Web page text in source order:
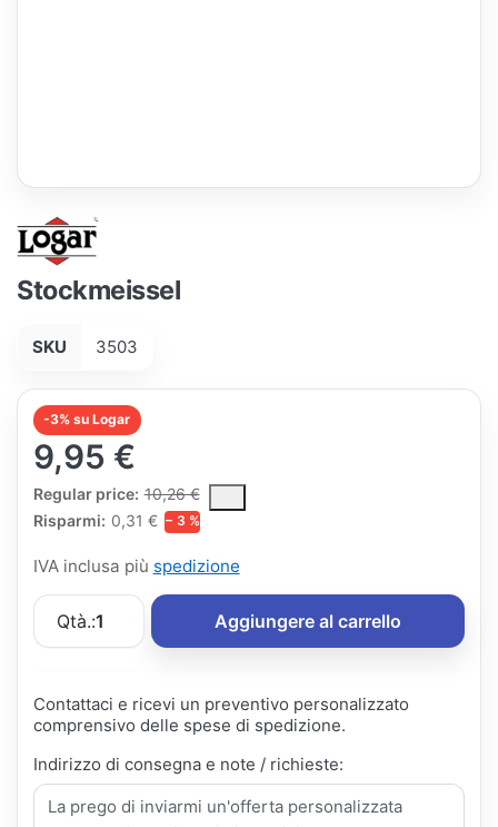
Stockmeissel
SKU 3503
-3% su Logar
9,95 €
Regular price: 10,26 €
The Regular Price is the median selling price paid by
Risparmi: 0,31 € − 3 %
IVA inclusa più spedizione
Qtà.:1 Aggiungere al carrello
Contattaci e ricevi un preventivo personalizzato
comprensivo delle spese di spedizione.
Indirizzo di consegna e note / richieste: